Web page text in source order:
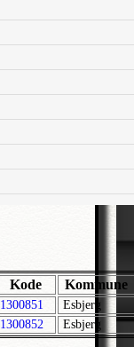
Kode Kommune
1300851
Esbjerg
1300852 Esbjerg